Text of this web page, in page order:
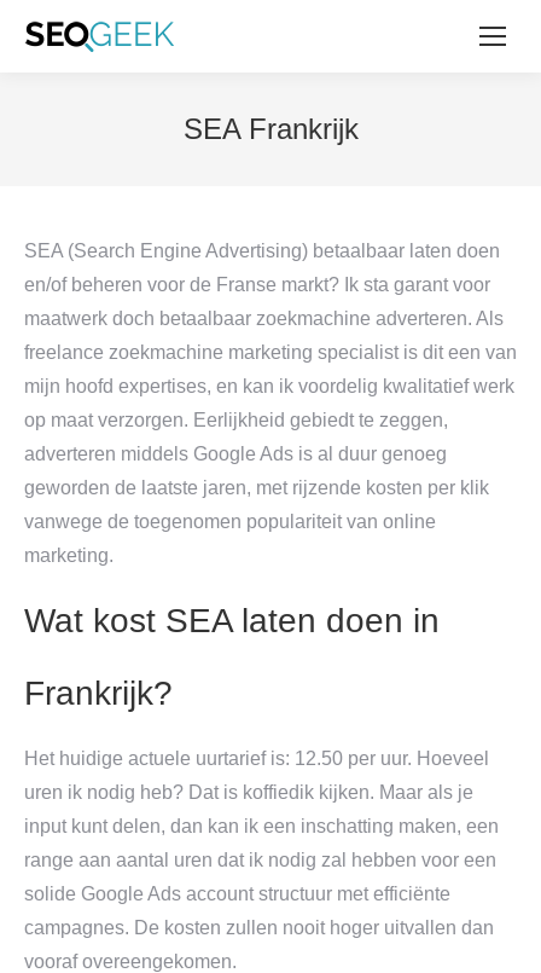
SEA Frankrijk
SEA (Search Engine Advertising) betaalbaar laten doen
en/of beheren voor de Franse markt? Ik sta garant voor
maatwerk doch betaalbaar zoekmachine adverteren. Als
freelance zoekmachine marketing specialist is dit een van
mijn hoofd expertises, en kan ik voordelig kwalitatief werk
op maat verzorgen. Eerlijkheid gebiedt te zeggen,
adverteren middels Google Ads is al duur genoeg
geworden de laatste jaren, met rijzende kosten per klik
vanwege de toegenomen populariteit van online
marketing.
Wat kost SEA laten doen in
Frankrijk?
Het huidige actuele uurtarief is: 12.50 per uur. Hoeveel
uren ik nodig heb? Dat is koffiedik kijken. Maar als je
input kunt delen, dan kan ik een inschatting maken, een
range aan aantal uren dat ik nodig zal hebben voor een
solide Google Ads account structuur met efficiënte
campagnes. De kosten zullen nooit hoger uitvallen dan
vooraf overeengekomen.